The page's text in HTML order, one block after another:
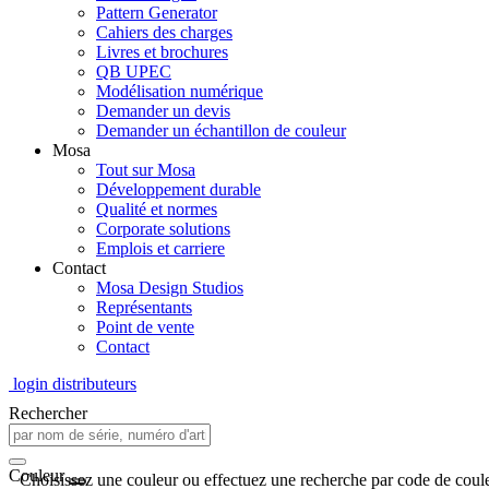
Pattern Generator
Cahiers des charges
Livres et brochures
QB UPEC
Modélisation numérique
Demander un devis
Demander un échantillon de couleur
Mosa
Tout sur Mosa
Développement durable
Qualité et normes
Corporate solutions
Emplois et carriere
Contact
Mosa Design Studios
Représentants
Point de vente
Contact
login distributeurs
Rechercher
Couleur
Choisissez une couleur ou effectuez une recherche par code de